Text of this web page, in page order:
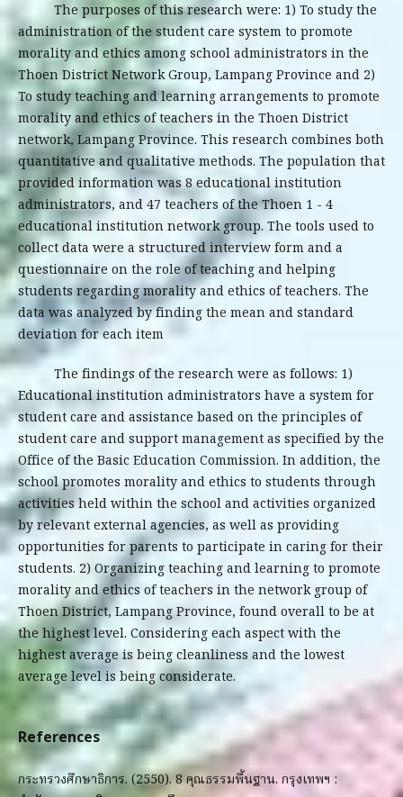
The purposes of this research were: 1) To study the
administration of the student care system to promote
morality and ethics among school administrators in the
Thoen District Network Group, Lampang Province and 2)
To study teaching and learning arrangements to promote
morality and ethics of teachers in the Thoen District
network, Lampang Province. This research combines both
quantitative and qualitative methods. The population that
provided information was 8 educational institution
administrators, and 47 teachers of the Thoen 1 - 4
educational institution network group. The tools used to
collect data were a structured interview form and a
questionnaire on the role of teaching and helping
students regarding morality and ethics of teachers. The
data was analyzed by finding the mean and standard
deviation for each item
The findings of the research were as follows: 1)
Educational institution administrators have a system for
student care and assistance based on the principles of
student care and support management as specified by the
Office of the Basic Education Commission. In addition, the
school promotes morality and ethics to students through
activities held within the school and activities organized
by relevant external agencies, as well as providing
opportunities for parents to participate in caring for their
students. 2) Organizing teaching and learning to promote
morality and ethics of teachers in the network group of
Thoen District, Lampang Province, found overall to be at
the highest level. Considering each aspect with the
highest average is being cleanliness and the lowest
average level is being considerate.
References
กระทรวงศึกษาธิการ. (2550). 8 คุณธรรมพื้นฐาน. กรุงเทพฯ :